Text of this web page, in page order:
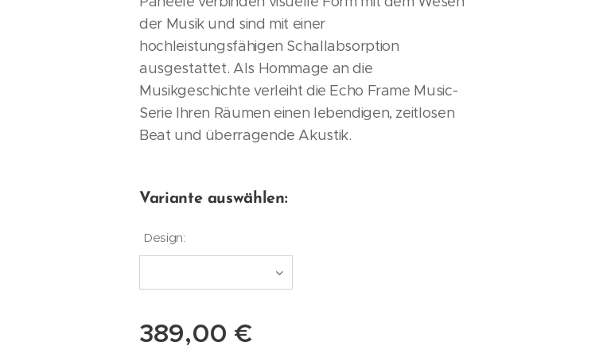
der Musik und sind mit einer
hochleistungsfähigen Schallabsorption
ausgestattet. Als Hommage an die
Musikgeschichte verleiht die Echo Frame Music-
Serie Ihren Räumen einen lebendigen, zeitlosen
Beat und überragende Akustik.
Variante auswählen:
Design:
389,00 €